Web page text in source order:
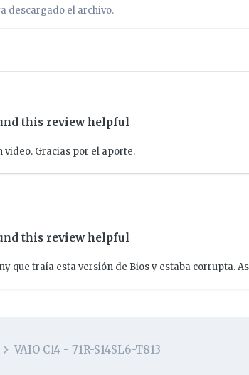
descargado el archivo.
this review helpful
video. Gracias por el aporte.
this review helpful
que traía esta versión de Bios y estaba corrupta.
VAIO C14 - 71R-S14SL6-T813